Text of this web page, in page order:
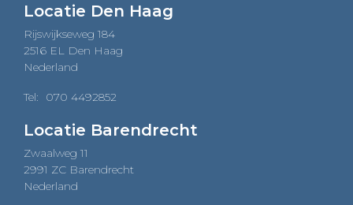
Locatie Den Haag
Rijswijkseweg 184
2516 EL Den Haag
Nederland
Tel: 070 4492852
Locatie Barendrecht
Zwaalweg 11
2991 ZC Barendrecht
Nederland